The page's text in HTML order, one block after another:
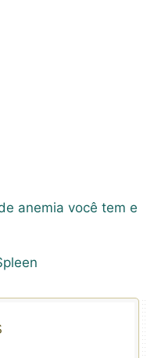
anemia você tem e